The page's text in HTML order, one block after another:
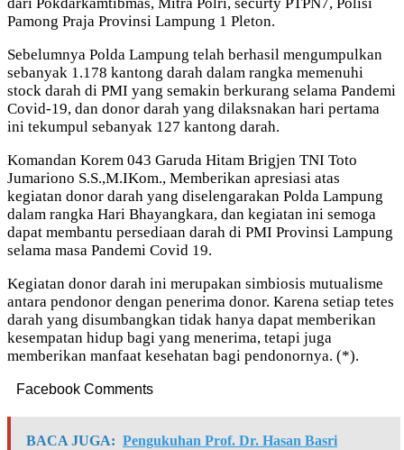
Pamong Praja Provinsi Lampung 1 Pleton.
Sebelumnya Polda Lampung telah berhasil mengumpulkan
sebanyak 1.178 kantong darah dalam rangka memenuhi
stock darah di PMI yang semakin berkurang selama Pandemi
Covid-19, dan donor darah yang dilaksnakan hari pertama
ini tekumpul sebanyak 127 kantong darah.
Komandan Korem 043 Garuda Hitam Brigjen TNI Toto
Jumariono S.S.,M.IKom., Memberikan apresiasi atas
kegiatan donor darah yang diselengarakan Polda Lampung
dalam rangka Hari Bhayangkara, dan kegiatan ini semoga
dapat membantu persediaan darah di PMI Provinsi Lampung
selama masa Pandemi Covid 19.
Kegiatan donor darah ini merupakan simbiosis mutualisme
antara pendonor dengan penerima donor. Karena setiap tetes
darah yang disumbangkan tidak hanya dapat memberikan
kesempatan hidup bagi yang menerima, tetapi juga
memberikan manfaat kesehatan bagi pendonornya. (*).
Facebook Comments
BACA JUGA: Pengukuhan Prof. Dr. Hasan Basri